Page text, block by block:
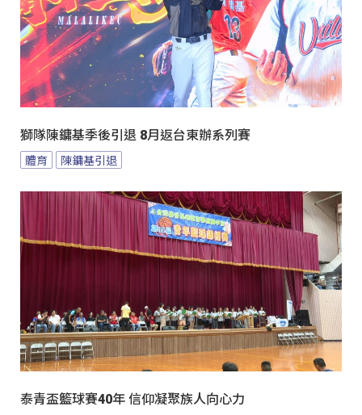
獅隊陳鏞基季後引退 8月返台東辦系列賽
體育 陳鏞基引退
泰青盃籃球賽40年 信仰凝聚族人向心力